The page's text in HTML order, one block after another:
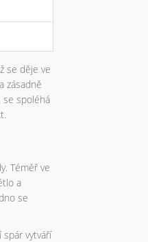
se děje ve
zásadně
se spoléhá
Téměř ve
a
se
vytváří